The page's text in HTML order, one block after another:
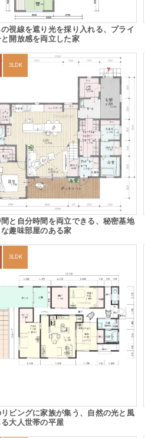
視線を遮り光を採り入れる、プライ
開放感を両立した家
3LDK
と自分時間を両立できる、秘密基地
趣味部屋のある家
3LDK
ビングに家族が集う、自然の光と風
大人世帯の平屋